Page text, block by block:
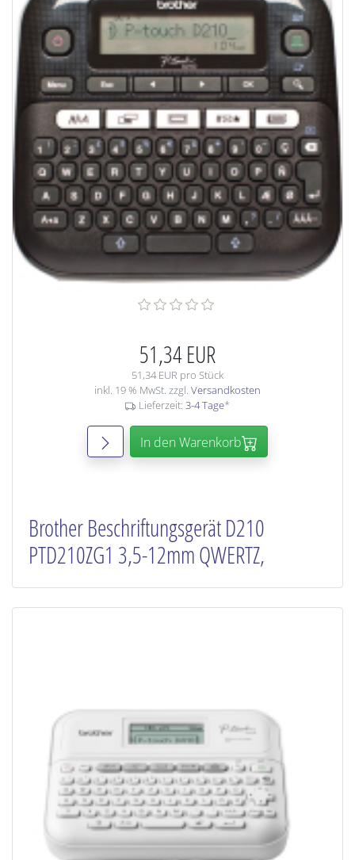
51,34 EUR
51,34 EUR pro Stück
inkl. 19 % MwSt. zzgl. Versandkosten
Lieferzeit: 3-4 Tage*
In den Warenkorb
Brother Beschriftungsgerät D210
PTD210ZG1 3,5-12mm QWERTZ,